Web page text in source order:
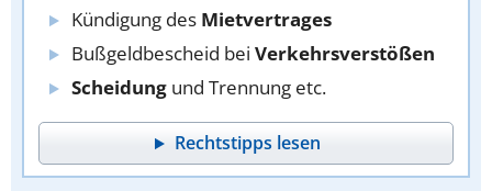
Kündigung des Mietvertrages
Bußgeldbescheid bei Verkehrsverstößen
Scheidung und Trennung etc.
Rechtstipps lesen